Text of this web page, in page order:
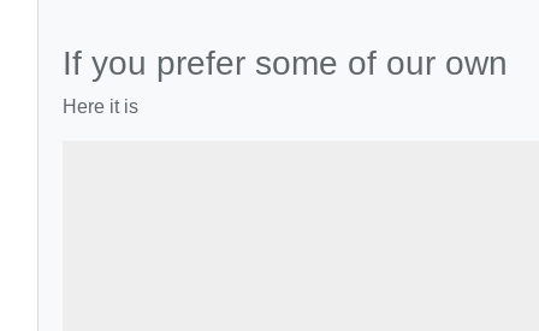
If you prefer some of our own
Here it is